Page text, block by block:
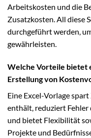
Arbeitskosten und die
Zusatzkosten. All diese
durchgeführt werden,
gewährleisten.
Welche Vorteile bietet
Erstellung von
Eine Excel-Vorlage
enthält, reduziert
und bietet Flexibilität
Projekte und